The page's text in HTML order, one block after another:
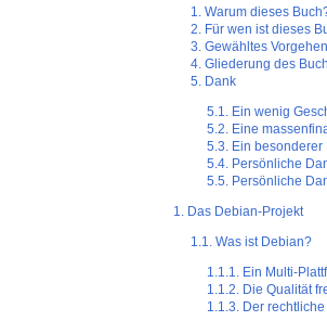
1. Warum dieses
2. Für wen ist dieses
3. Gewähltes Vorgehen
4. Gliederung des
5. Dank
5.1. Ein wenig
5.2. Eine
5.3. Ein
5.4. Persönliche
5.5. Persönliche
1. Das Debian-Projekt
1.1. Was ist Debian?
1.1.1. Ein Multi-
1.1.2. Die Qualität
1.1.3. Der